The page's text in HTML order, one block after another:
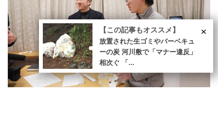
×
【この記事もオススメ】
放置された生ゴミやバーベキュ
ーの炭 河川敷で「マナー違反」
相次ぐ 「...